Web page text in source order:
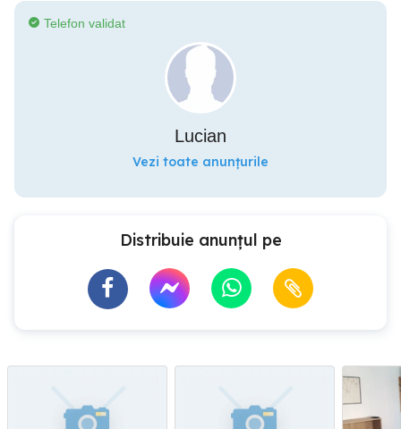
Telefon validat
Lucian
Vezi toate anunțurile
Distribuie anunțul pe